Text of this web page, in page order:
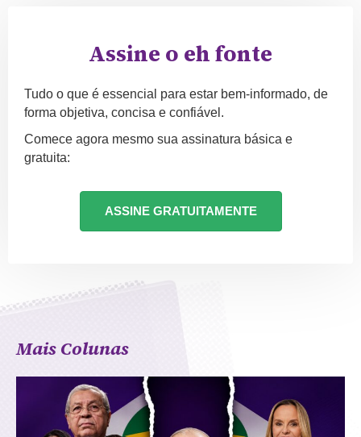
Assine o eh fonte
Tudo o que é essencial para estar bem-informado, de
forma objetiva, concisa e confiável.
Comece agora mesmo sua assinatura básica e
gratuita:
ASSINE GRATUITAMENTE
Mais Colunas